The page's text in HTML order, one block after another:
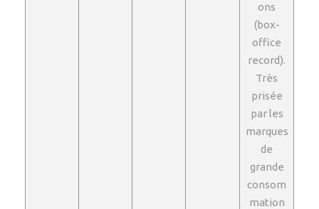
ons
(box-
office
record).
Très
prisée
par les
marques
de
grande
consom
mation